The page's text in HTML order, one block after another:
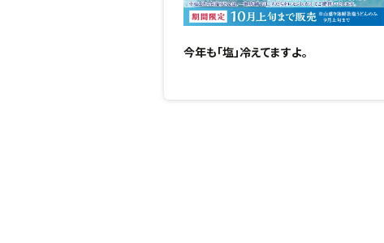
今年も「塩」冷えてますよ。